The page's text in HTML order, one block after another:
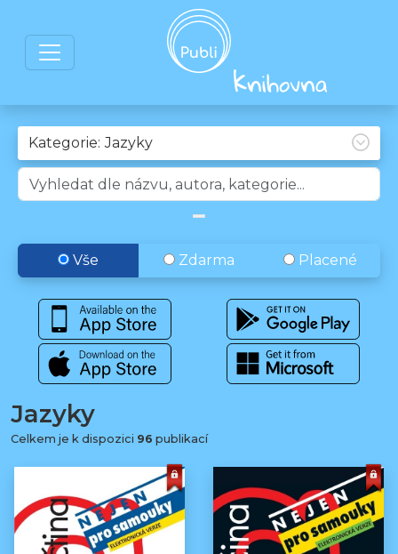
Kategorie:
Vše Zdarma Placené
Jazyky
Celkem je k dispozici 96 publikací